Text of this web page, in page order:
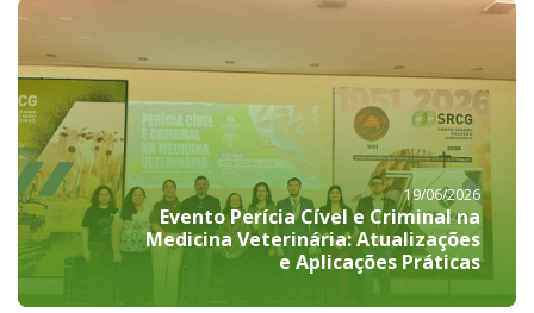
19/06/2026
Evento Perícia Cível e Criminal na
Medicina Veterinária: Atualizações
e Aplicações Práticas